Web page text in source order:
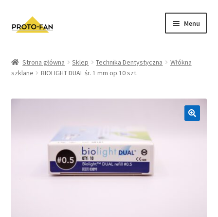
Menu
Kursy Stomatologiczne
O nas
Zwroty i Reklamacje
Regulamin sklepu
Strona główna Sklep Technika Dentystyczna
Włókna
szklane
BIOLIGHT DUAL śr. 1 mm op.10 szt.